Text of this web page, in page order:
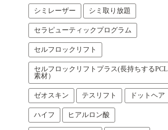
シミレーザー シミ取り放題
セラピューティックプログラム
セルフロックリフト
セルフロックリフトプラス(長持ちするPCL
素材）
ゼオスキン テスリフト ドットヘア
ハイフ ヒアルロン酸